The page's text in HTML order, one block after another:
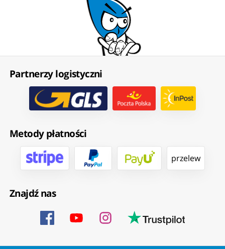
Partnerzy logistyczni
Metody płatności
przelew
Znajdź nas